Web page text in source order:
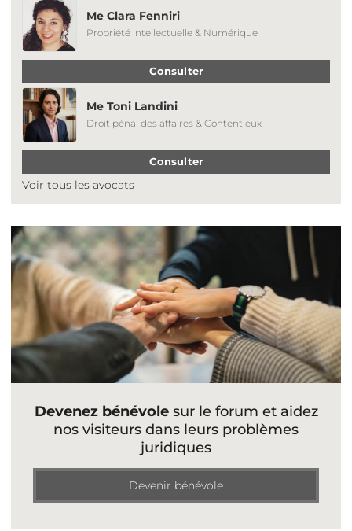
Me Clara Fenniri
Propriété intellectuelle & Numérique
Consulter
Me Toni Landini
Droit pénal des affaires & Contentieux
Consulter
Voir tous les avocats
Devenez bénévolesur le forum et aidez
nos visiteurs dans leurs problèmes
juridiques
Devenir bénévole